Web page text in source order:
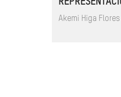
Akemi Higa Flores